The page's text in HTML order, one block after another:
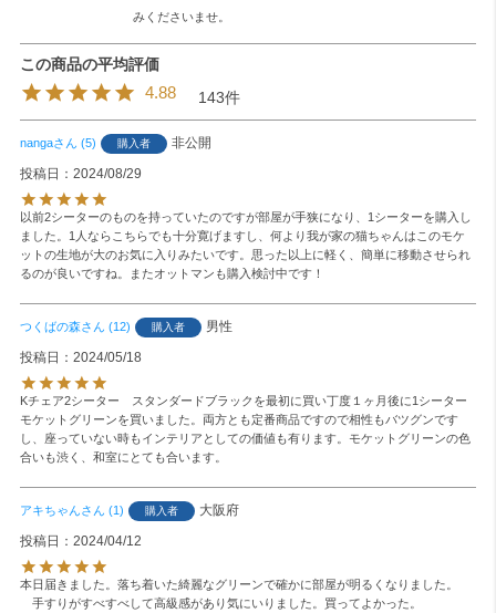
みくださいませ。
4.88 143
nanga 5 購入者
非公開
投稿日
2024/08/29
以前2シーターのものを持っていたのですが部屋が手狭になり、1シーターを購入し
ました。1人ならこちらでも十分寛げますし、何より我が家の猫ちゃんはこのモケ
ットの生地が大のお気に入りみたいです。思った以上に軽く、簡単に移動させられ
るのが良いですね。またオットマンも購入検討中です！
つくばの森 12 購入者
男性
投稿日
2024/05/18
Kチェア2シーター　スタンダードブラックを最初に買い丁度１ヶ月後に1シーター
モケットグリーンを買いました。両方とも定番商品ですので相性もバツグンです
し、座っていない時もインテリアとしての価値も有ります。モケットグリーンの色
合いも渋く、和室にとても合います。
アキちゃん 1 購入者
大阪府
投稿日
2024/04/12
本日届きました。落ち着いた綺麗なグリーンで確かに部屋が明るくなりました。
手すりがすべすべして高級感があり気にいりました。買ってよかった。